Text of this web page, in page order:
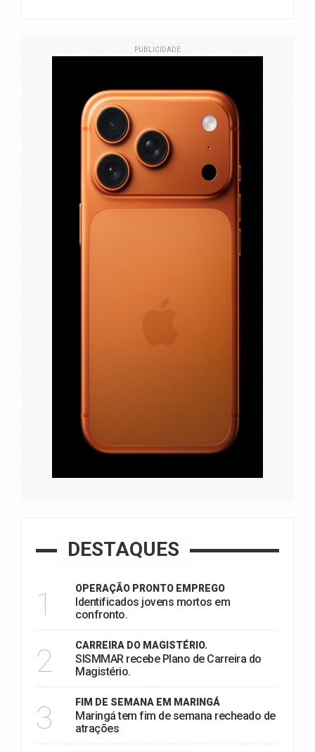
PUBLICIDADE
DESTAQUES
1 OPERAÇÃO PRONTO EMPREGO
Identificados jovens mortos em
confronto.
2 CARREIRA DO MAGISTÉRIO.
SISMMAR recebe Plano de Carreira do
Magistério.
3 FIM DE SEMANA EM MARINGÁ
Maringá tem fim de semana recheado de
atrações